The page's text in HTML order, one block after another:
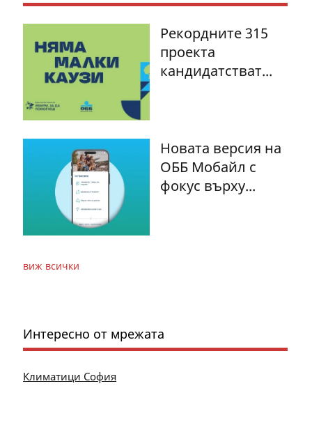
Рекордните 315
проекта
кандидатстват...
Новата версия на
ОББ Мобайл с
фокус върху...
виж всички
Интересно от мрежата
Климатици София